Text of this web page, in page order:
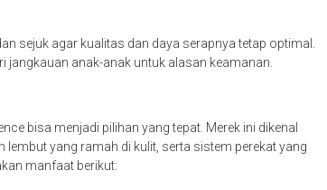
sejuk agar kualitas dan daya serapnya tetap optimal.
anak-anak untuk alasan keamanan.
bisa menjadi pilihan yang tepat. Merek ini dikenal
yang ramah di kulit, serta sistem perekat yang
manfaat berikut: